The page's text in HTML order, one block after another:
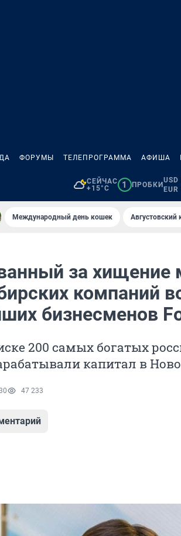
ФОРУМЫ ТЕЛЕПРОГРАММА АФИША
СЕЙЧАС
+15°C
1 ПРОБКИ
Международный день кошек Августовский
за хищение
компаний
бизнесменов
200 самых богатых
капитал в
47 233